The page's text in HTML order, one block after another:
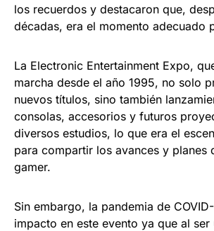
los recuerdos y destacaron que,
décadas, era el momento adecuado
La Electronic Entertainment Expo,
marcha desde el año 1995, no solo
nuevos títulos, sino también
consolas, accesorios y futuros
diversos estudios, lo que era el
para compartir los avances y planes
gamer.
Sin embargo, la pandemia de
impacto en este evento ya que al ser